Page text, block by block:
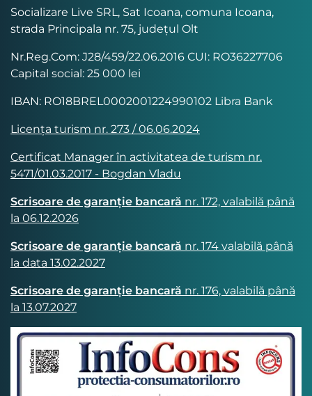
Socializare Live SRL, Sat Icoana, comuna Icoana,
strada Principala nr. 75, județul Olt
Nr.Reg.Com: J28/459/22.06.2016 CUI: RO36227706
Capital social: 25 000 lei
IBAN: RO18BREL0002001224990102 Libra Bank
Licența turism nr. 273 / 06.06.2024
Certificat Manager în activitatea de turism nr.
5471/01.03.2017 - Bogdan Vladu
Scrisoare de garanție bancară nr. 172, valabilă până
la 06.12.2026
Scrisoare de garanție bancară nr. 174 valabilă până
la data 13.02.2027
Scrisoare de garanție bancară nr. 176, valabilă până
la 13.07.2027